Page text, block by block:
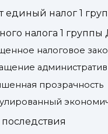
единый налог 1
налога 1
налоговое
прозрачность